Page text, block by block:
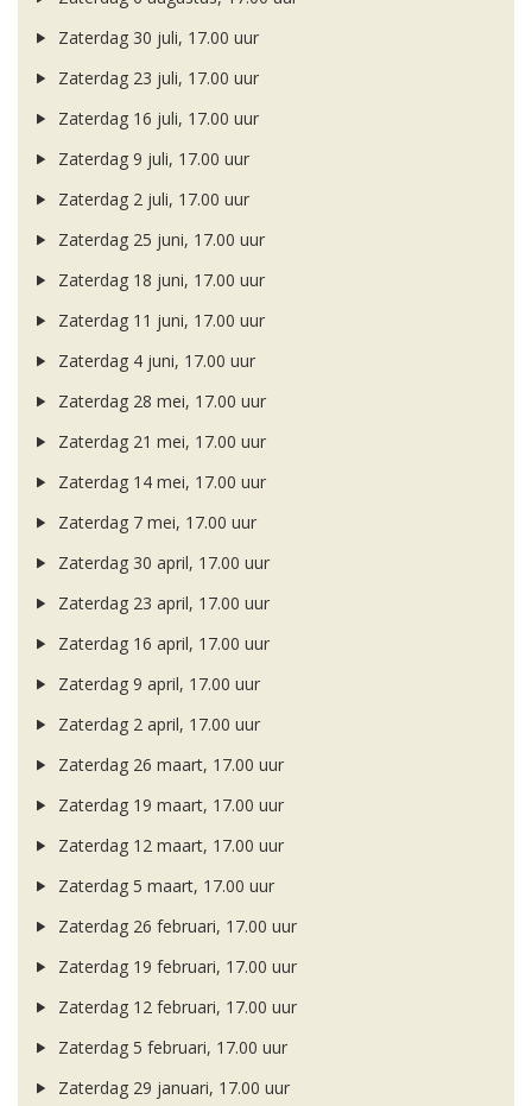
Zaterdag 30 juli, 17.00 uur
Zaterdag 23 juli, 17.00 uur
Zaterdag 16 juli, 17.00 uur
Zaterdag 9 juli, 17.00 uur
Zaterdag 2 juli, 17.00 uur
Zaterdag 25 juni, 17.00 uur
Zaterdag 18 juni, 17.00 uur
Zaterdag 11 juni, 17.00 uur
Zaterdag 4 juni, 17.00 uur
Zaterdag 28 mei, 17.00 uur
Zaterdag 21 mei, 17.00 uur
Zaterdag 14 mei, 17.00 uur
Zaterdag 7 mei, 17.00 uur
Zaterdag 30 april, 17.00 uur
Zaterdag 23 april, 17.00 uur
Zaterdag 16 april, 17.00 uur
Zaterdag 9 april, 17.00 uur
Zaterdag 2 april, 17.00 uur
Zaterdag 26 maart, 17.00 uur
Zaterdag 19 maart, 17.00 uur
Zaterdag 12 maart, 17.00 uur
Zaterdag 5 maart, 17.00 uur
Zaterdag 26 februari, 17.00 uur
Zaterdag 19 februari, 17.00 uur
Zaterdag 12 februari, 17.00 uur
Zaterdag 5 februari, 17.00 uur
Zaterdag 29 januari, 17.00 uur